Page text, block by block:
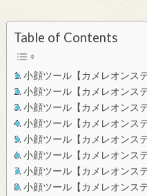
Table of Contents
小顔ツール【カメレオンス
小顔ツール【カメレオンス
小顔ツール【カメレオンス
小顔ツール【カメレオンス
小顔ツール【カメレオンス
小顔ツール【カメレオンス
小顔ツール【カメレオンス
小顔ツール【カメレオンス